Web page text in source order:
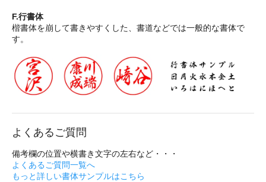
F.行書体
楷書体を崩して書きやすくした、書道などでは一般的な書体で
す。
よくあるご質問
備考欄の位置や横書き文字の左右など・・・
よくあるご質問一覧へ
もっと詳しい書体サンプルはこちら